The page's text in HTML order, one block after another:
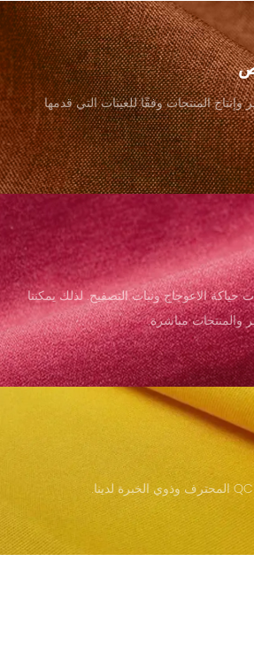
وإنتاج المنتجات وفقًا للعينات التي قدمها
90 آلات حياكة الاعوجاج ونبات التصفيح. لذلك يمكننا
والمنتجات مباشرة.